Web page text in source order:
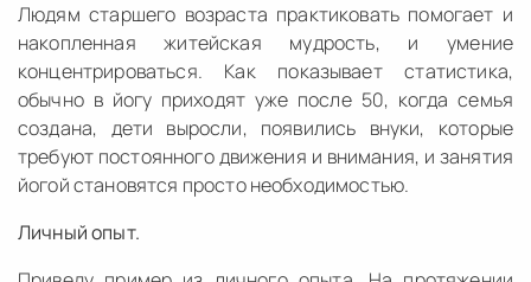
Людям старшего возраста практиковать помогает и
накопленная житейская мудрость, и умение
концентрироваться. Как показывает статистика,
обычно в йогу приходят уже после 50, когда семья
создана, дети выросли, появились внуки, которые
требуют постоянного движения и внимания, и занятия
йогой становятся просто необходимостью.
Личный опыт.